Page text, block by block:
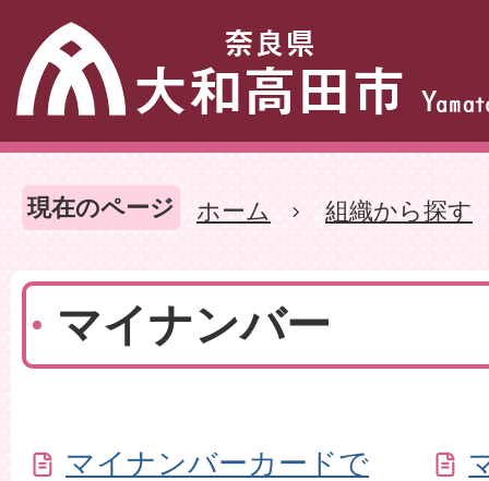
現在のページ ホーム 組織から探す
マイナンバー
マイナンバーカードで